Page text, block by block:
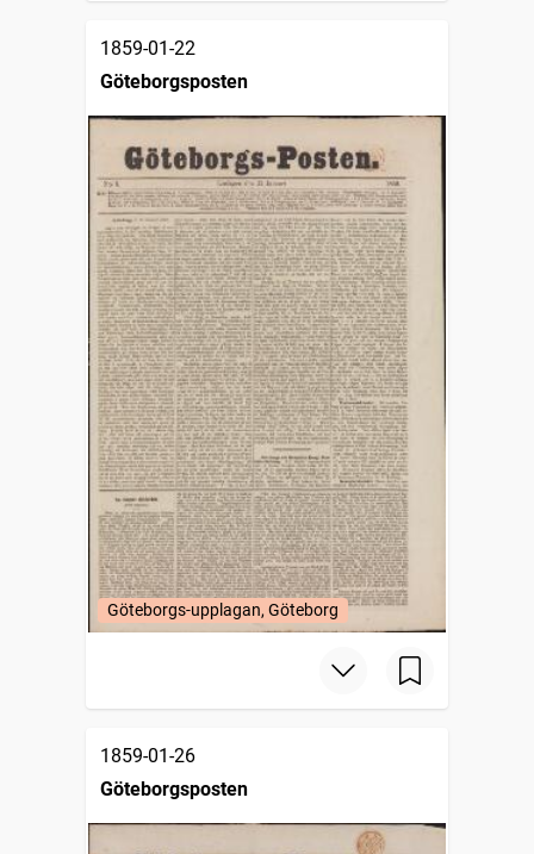
1859-01-22
Göteborgsposten
Göteborgs-upplagan, Göteborg
1859-01-26
Göteborgsposten